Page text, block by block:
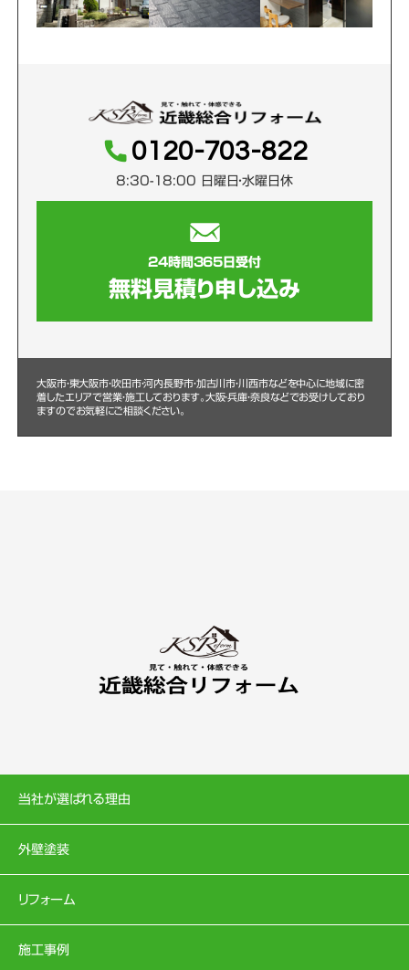
0120-703-822
8:30-18:00 日曜日・水曜日休
24時間365日受付
無料見積り申し込み
大阪市・東大阪市・吹田市・河内長野市・加古川市・川西市などを中心に地域に密
着したエリアで営業・施工しております。大阪・兵庫・奈良などでお受けしており
ますのでお気軽にご相談ください。
当社が選ばれる理由
外壁塗装
リフォーム
施工事例